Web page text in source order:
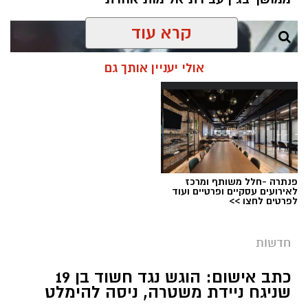
צילום: דוברות המשטרה
תגים:רצח עובד זר בשכונת קטמון
קרא עוד
אולי יעניין אותך גם
פנתרה -חלל משותף ומרכז
לאירועים עסקיים ופרטיים ועוד
לפרטים לחצו >>
חדשות
כתב אישום: הוגש נגד חשוד בן 19
שניגח ניידת משטרה, ניסה להימלט